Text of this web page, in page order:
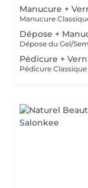
Manucure +
Dépose +
Pédicure +